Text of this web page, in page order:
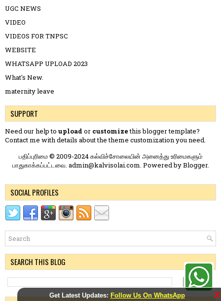
Get Latest Updates:Follow Us On WhatsApp X
UGC NEWS
VIDEO
VIDEOS FOR TNPSC
WEBSITE
WHATSAPP UPLOAD 2023
What's New.
maternity leave
SUPPORT
Need our help to upload or customizethis blogger template?
Contact me with details about the theme customization you need.
பதிப்புரிமை © 2009-2024 கல்விச்சோலையின் அனைத்து உரிமைகளும்
பாதுகாக்கப்பட்டவை. admin@kalvisolai.com. Powered byBlogger.
SOCIAL PROFILES
SEARCH THIS BLOG